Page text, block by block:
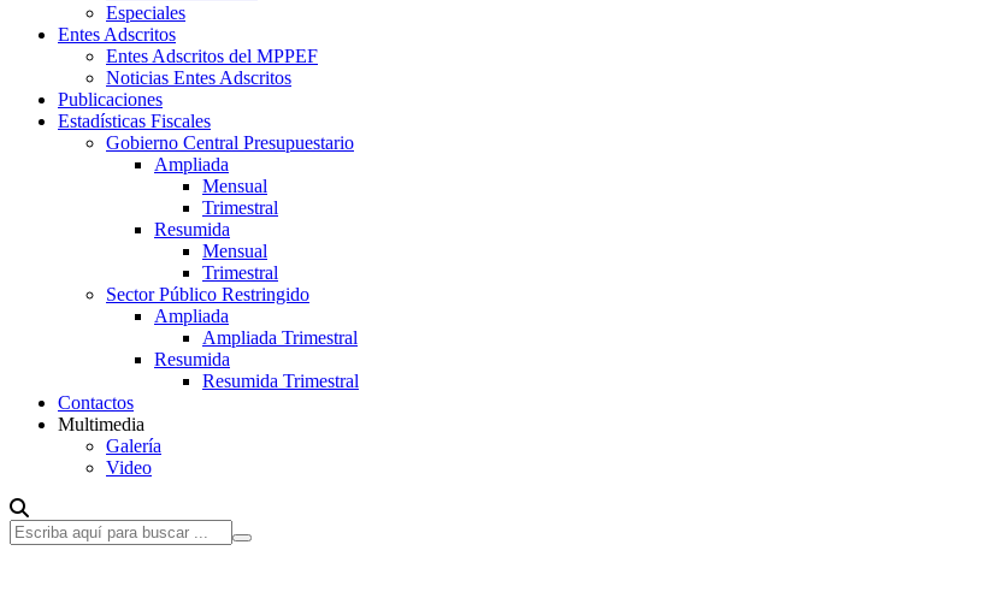
Especiales
Entes Adscritos
Entes Adscritos del MPPEF
Noticias Entes Adscritos
Publicaciones
Estadísticas Fiscales
Gobierno Central Presupuestario
Ampliada
Mensual
Trimestral
Resumida
Mensual
Trimestral
Sector Público Restringido
Ampliada
Ampliada Trimestral
Resumida
Resumida Trimestral
Contactos
Multimedia
Galería
Video